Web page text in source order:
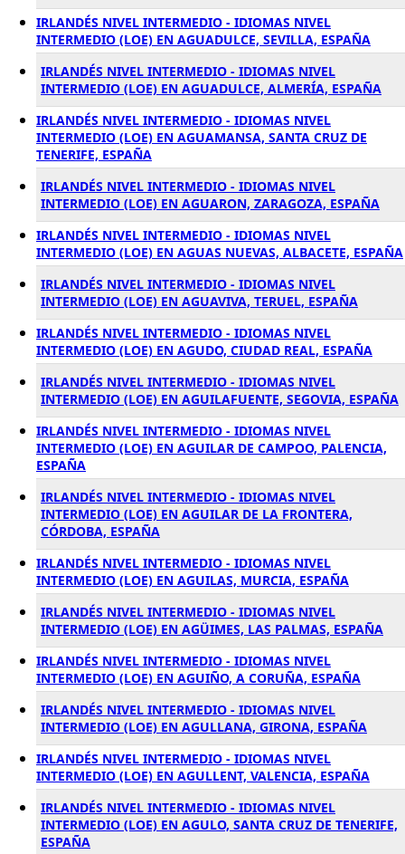
IRLANDÉS NIVEL INTERMEDIO - IDIOMAS NIVEL
INTERMEDIO (LOE) EN AGUADULCE, SEVILLA, ESPAÑA
IRLANDÉS NIVEL INTERMEDIO - IDIOMAS NIVEL
INTERMEDIO (LOE) EN AGUADULCE, ALMERÍA, ESPAÑA
IRLANDÉS NIVEL INTERMEDIO - IDIOMAS NIVEL
INTERMEDIO (LOE) EN AGUAMANSA, SANTA CRUZ DE
TENERIFE, ESPAÑA
IRLANDÉS NIVEL INTERMEDIO - IDIOMAS NIVEL
INTERMEDIO (LOE) EN AGUARON, ZARAGOZA, ESPAÑA
IRLANDÉS NIVEL INTERMEDIO - IDIOMAS NIVEL
INTERMEDIO (LOE) EN AGUAS NUEVAS, ALBACETE, ESPAÑA
IRLANDÉS NIVEL INTERMEDIO - IDIOMAS NIVEL
INTERMEDIO (LOE) EN AGUAVIVA, TERUEL, ESPAÑA
IRLANDÉS NIVEL INTERMEDIO - IDIOMAS NIVEL
INTERMEDIO (LOE) EN AGUDO, CIUDAD REAL, ESPAÑA
IRLANDÉS NIVEL INTERMEDIO - IDIOMAS NIVEL
INTERMEDIO (LOE) EN AGUILAFUENTE, SEGOVIA, ESPAÑA
IRLANDÉS NIVEL INTERMEDIO - IDIOMAS NIVEL
INTERMEDIO (LOE) EN AGUILAR DE CAMPOO, PALENCIA,
ESPAÑA
IRLANDÉS NIVEL INTERMEDIO - IDIOMAS NIVEL
INTERMEDIO (LOE) EN AGUILAR DE LA FRONTERA,
CÓRDOBA, ESPAÑA
IRLANDÉS NIVEL INTERMEDIO - IDIOMAS NIVEL
INTERMEDIO (LOE) EN AGUILAS, MURCIA, ESPAÑA
IRLANDÉS NIVEL INTERMEDIO - IDIOMAS NIVEL
INTERMEDIO (LOE) EN AGÜIMES, LAS PALMAS, ESPAÑA
IRLANDÉS NIVEL INTERMEDIO - IDIOMAS NIVEL
INTERMEDIO (LOE) EN AGUIÑO, A CORUÑA, ESPAÑA
IRLANDÉS NIVEL INTERMEDIO - IDIOMAS NIVEL
INTERMEDIO (LOE) EN AGULLANA, GIRONA, ESPAÑA
IRLANDÉS NIVEL INTERMEDIO - IDIOMAS NIVEL
INTERMEDIO (LOE) EN AGULLENT, VALENCIA, ESPAÑA
IRLANDÉS NIVEL INTERMEDIO - IDIOMAS NIVEL
INTERMEDIO (LOE) EN AGULO, SANTA CRUZ DE TENERIFE,
ESPAÑA